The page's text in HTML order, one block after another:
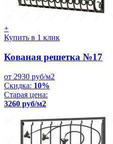
+
Купить в 1 клик
Кованая решетка №17
от 2930 руб/м2
Скидка: 10%
Старая цена:
3260 руб/м2